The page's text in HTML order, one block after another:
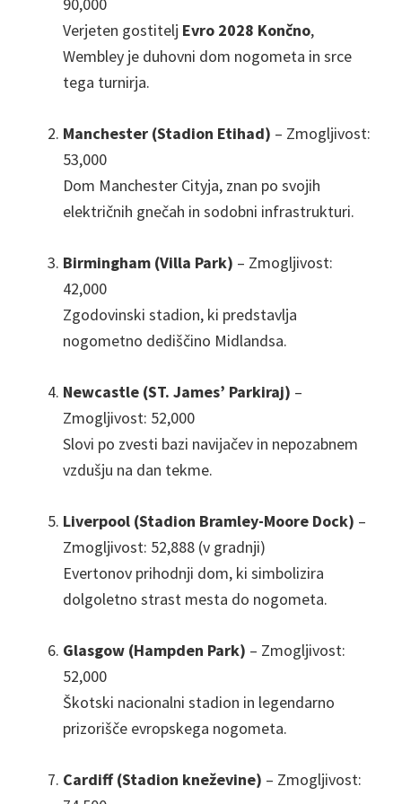
90,000
Verjeten gostitelj Evro 2028 Končno,
Wembley je duhovni dom nogometa in srce
tega turnirja.
Manchester (Stadion Etihad) – Zmogljivost:
53,000
Dom Manchester Cityja, znan po svojih
električnih gnečah in sodobni infrastrukturi.
Birmingham (Villa Park) – Zmogljivost:
42,000
Zgodovinski stadion, ki predstavlja
nogometno dediščino Midlandsa.
Newcastle (ST. James’ Parkiraj) –
Zmogljivost: 52,000
Slovi po zvesti bazi navijačev in nepozabnem
vzdušju na dan tekme.
Liverpool (Stadion Bramley-Moore Dock) –
Zmogljivost: 52,888 (v gradnji)
Evertonov prihodnji dom, ki simbolizira
dolgoletno strast mesta do nogometa.
Glasgow (Hampden Park) – Zmogljivost:
52,000
Škotski nacionalni stadion in legendarno
prizorišče evropskega nogometa.
Cardiff (Stadion kneževine) – Zmogljivost: